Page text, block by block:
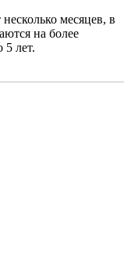
месяцев, в
на более
лет.